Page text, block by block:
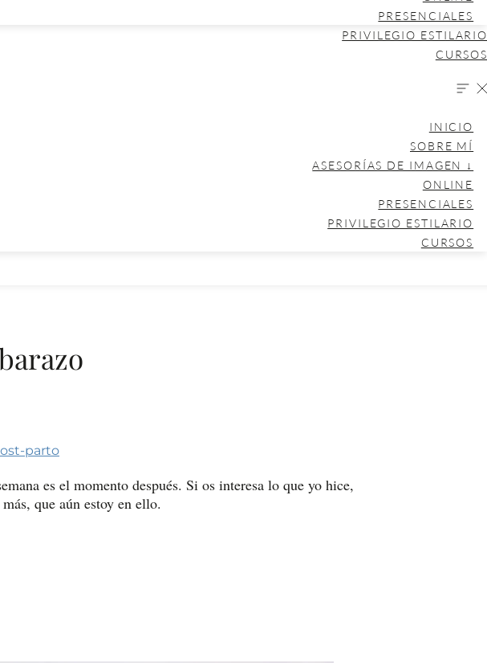
PRESENCIALES
PRIVILEGIO ESTILARIO
CURSOS
INICIO
SOBRE MÍ
ASESORÍAS DE IMAGEN ↓
ONLINE
PRESENCIALES
PRIVILEGIO ESTILARIO
CURSOS
parto
es el momento después. Si os interesa lo que yo hice,
que aún estoy en ello.